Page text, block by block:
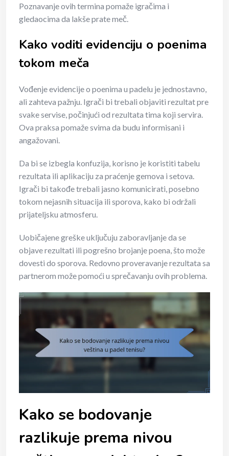
Poznavanje ovih termina pomaže igračima i
gledaocima da lakše prate meč.
Kako voditi evidenciju o poenima
tokom meča
Vođenje evidencije o poenima u padelu je jednostavno,
ali zahteva pažnju. Igrači bi trebali objaviti rezultat pre
svake servise, počinjući od rezultata tima koji servira.
Ova praksa pomaže svima da budu informisani i
angažovani.
Da bi se izbegla konfuzija, korisno je koristiti tabelu
rezultata ili aplikaciju za praćenje gemova i setova.
Igrači bi takođe trebali jasno komunicirati, posebno
tokom nejasnih situacija ili sporova, kako bi održali
prijateljsku atmosferu.
Uobičajene greške uključuju zaboravljanje da se
objave rezultati ili pogrešno brojanje poena, što može
dovesti do sporova. Redovno proveravanje rezultata sa
partnerom može pomoći u sprečavanju ovih problema.
Kako se bodovanje
razlikuje prema nivou